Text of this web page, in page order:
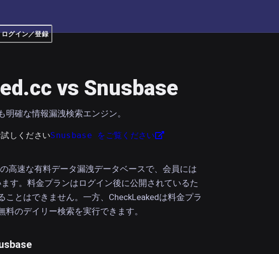
ログイン／登録
vs Snusbase
確な情報漏洩検索エンジン。
しくださいSnusbase をご覧ください
高速な有料データ漏洩データベースで、会員には
す。料金プランはログイン後に公開されているた
ことはできません。一方、CheckLeakedは料金プラ
料のデイリー検索を実行できます。